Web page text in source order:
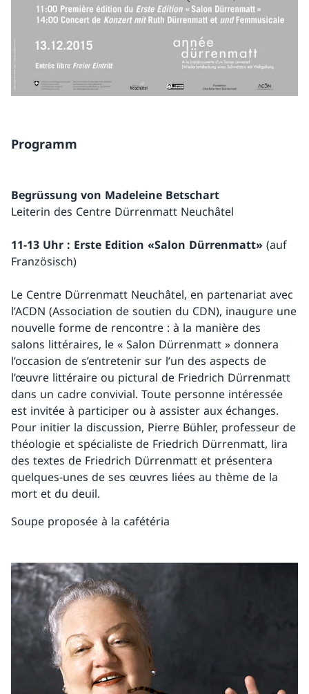
Programm
Begrüssung von Madeleine Betschart
Leiterin des Centre Dürrenmatt Neuchâtel
11-13 Uhr : Erste Edition «Salon Dürrenmatt» (auf
Französisch)
Le Centre Dürrenmatt Neuchâtel, en partenariat avec
l’ACDN (Association de soutien du CDN), inaugure une
nouvelle forme de rencontre : à la manière des
salons littéraires, le « Salon Dürrenmatt » donnera
l’occasion de s’entretenir sur l’un des aspects de
l’œuvre littéraire ou pictural de Friedrich Dürrenmatt
dans un cadre convivial. Toute personne intéressée
est invitée à participer ou à assister aux échanges.
Pour initier la discussion, Pierre Bühler, professeur de
théologie et spécialiste de Friedrich Dürrenmatt, lira
des textes de Friedrich Dürrenmatt et présentera
quelques-unes de ses œuvres liées au thème de la
mort et du deuil.
Soupe proposée à la cafétéria